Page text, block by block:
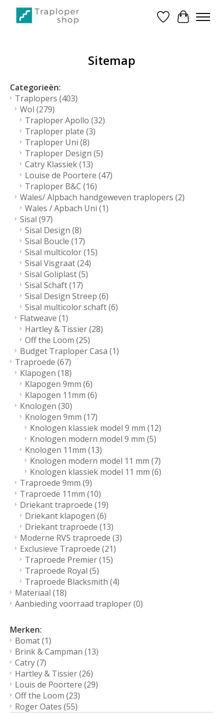
Verlanglijst
Sitemap
Categorieën:
Traplopers (403)
Wol (279)
Traploper Apollo (32)
Traploper plate (3)
Traploper Uni (8)
Traploper Design (5)
Catry Klassiek(13)
Louise de Poortere (47)
Traploper B&C (16)
Wales/ Alpbach handgeweven traplopers (2)
Wales / Apbach Uni (1)
Sisal (97)
Sisal Design (8)
Sisal Boucle (17)
Sisal multicolor(15)
Sisal Visgraat(24)
Sisal Goliplast(5)
Sisal Schaft(17)
Sisal Design Streep (6)
Sisal multicolor schaft(6)
Flatweave (1)
Hartley & Tissier(28)
Off the Loom (25)
Budget Traploper Casa (1)
Traproede (67)
Klapogen (18)
Klapogen 9mm (6)
Klapogen 11mm (6)
Knologen (30)
Knologen 9mm (17)
Knologen klassiek model 9 mm (12)
Knologen modern model 9 mm (5)
Knologen 11mm (13)
Knologen modern model 11 mm (7)
Knologen klassiek model 11 mm (6)
Traproede 9mm (9)
Traproede 11mm (10)
Driekant traproede (19)
Driekant klapogen (6)
Driekant traproede (13)
Moderne RVS traproede (3)
Exclusieve Traproede (21)
Traproede Premier(15)
Traproede Royal (5)
Traproede Blacksmith (4)
Materiaal (18)
Aanbieding voorraad traploper(0)
Merken:
Bomat(1)
Brink & Campman (13)
Catry(7)
Hartley & Tissier(26)
Louis de Poortere (29)
Off the Loom (23)
Roger Oates (55)